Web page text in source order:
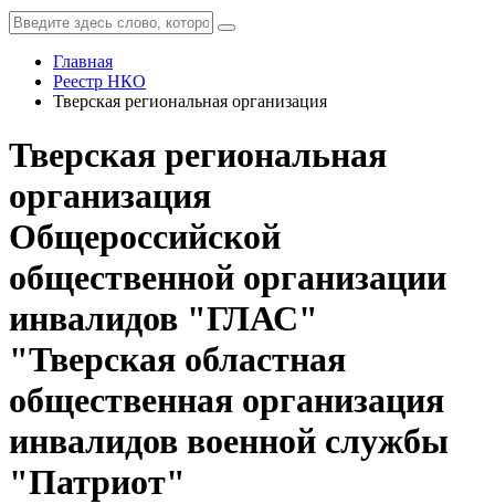
Главная
Реестр НКО
Тверская региональная организация
Тверская региональная
организация
Общероссийской
общественной организации
инвалидов "ГЛАС"
"Тверская областная
общественная организация
инвалидов военной службы
"Патриот"